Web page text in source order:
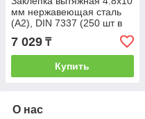
мм нержавеющая сталь
(А2), DIN 7337 (250 шт в
уп.) (STARFIX) (SM-57109-
250)
7 029 ₸
Купить
О нас